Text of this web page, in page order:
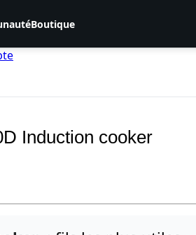
Boutique
Induction cooker